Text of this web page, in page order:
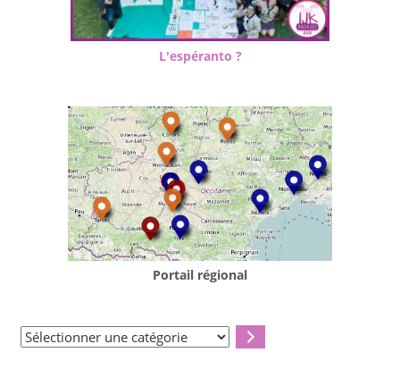
L'espéranto ?
Portail régional
Sélectionner